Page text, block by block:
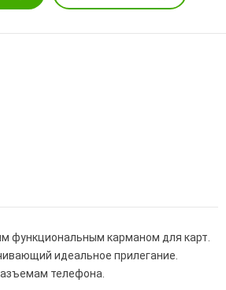
функциональным карманом для карт.
идеальное прилегание.
телефона.